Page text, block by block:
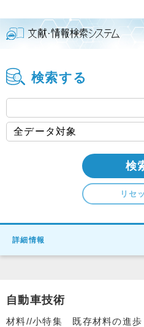
検索する
検
リセ
詳細情報
自動車技術
材料//小特集 既存材料の進歩